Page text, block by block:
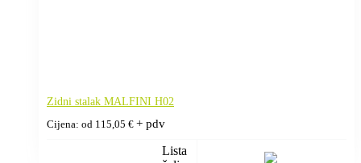
Zidni stalak MALFINI H02
Cijena: od 115,05 € + pdv
Lista